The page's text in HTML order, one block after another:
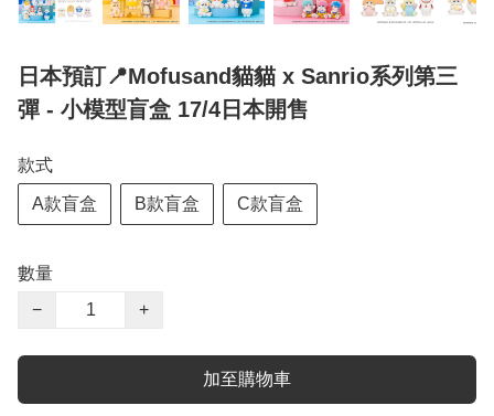
日本預訂📍Mofusand貓貓 x Sanrio系列第三
彈 - 小模型盲盒 17/4日本開售
款式
A款盲盒 B款盲盒 C款盲盒
數量
−
+
加至購物車